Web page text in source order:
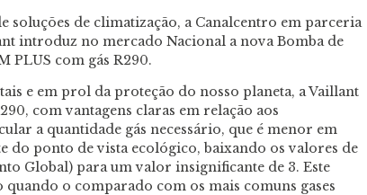
soluções de climatização, a Canalcentro em parceria
introduz no mercado Nacional a nova Bomba de
PLUS com gás R290.
e em prol da proteção do nosso planeta, a Vaillant
com vantagens claras em relação aos
a quantidade gás necessário, que é menor em
do ponto de vista ecológico, baixando os valores de
Global) para um valor insignificante de 3. Este
o comparado com os mais comuns gases